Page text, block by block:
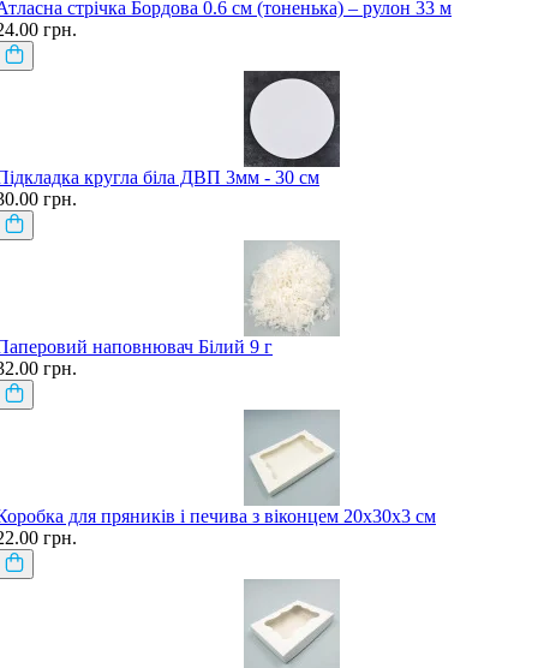
стрічка Бордова 0.6 см (тоненька) – рулон 33 м
грн.
кругла біла ДВП 3мм - 30 см
грн.
наповнювач Білий 9 г
грн.
для пряників і печива з віконцем 20х30х3 см
грн.